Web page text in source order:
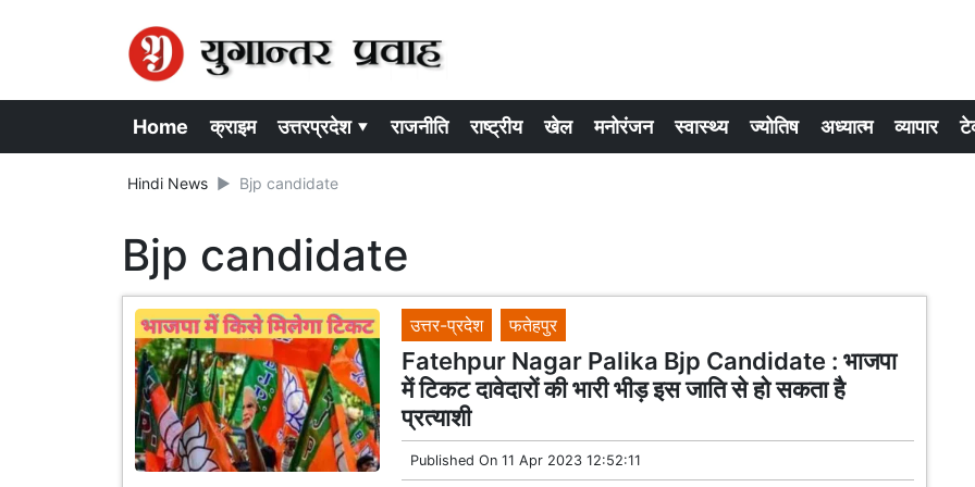
Home क्राइम उत्तरप्रदेश ▾ राजनीति राष्ट्रीय खेल मनोरंजन स्वास्थ्य ज्योतिष अध्यात्म व्यापार
Hindi News Bjp candidate
Bjp candidate
उत्तर-प्रदेश फतेहपुर
Fatehpur Nagar Palika Bjp Candidate : भाजपा
में टिकट दावेदारों की भारी भीड़ इस जाति से हो सकता है
प्रत्याशी
Published On 11 Apr 2023 12:52:11